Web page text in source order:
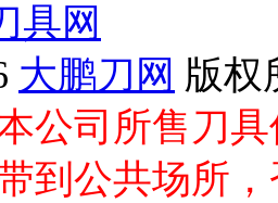
具网
大鹏刀网 版权
公司所售刀
到公共场所